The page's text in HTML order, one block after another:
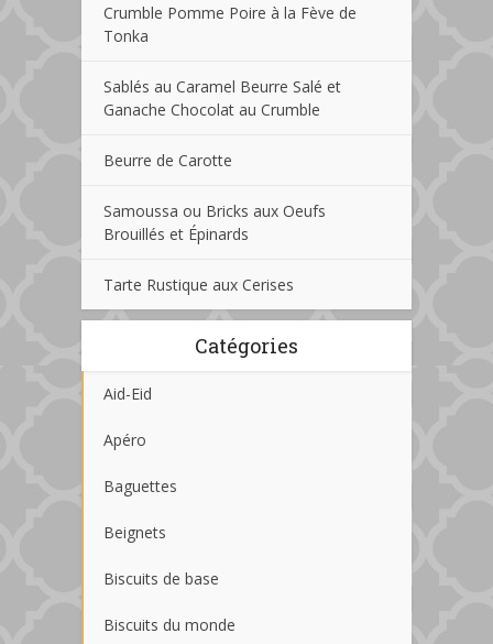
Crumble Pomme Poire à la Fève de
Tonka
Sablés au Caramel Beurre Salé et
Ganache Chocolat au Crumble
Beurre de Carotte
Samoussa ou Bricks aux Oeufs
Brouillés et Épinards
Tarte Rustique aux Cerises
Catégories
Aid-Eid
Apéro
Baguettes
Beignets
Biscuits de base
Biscuits du monde